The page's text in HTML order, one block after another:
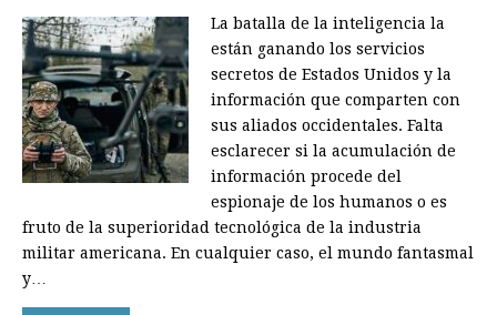
La batalla de la inteligencia la
están ganando los servicios
secretos de Estados Unidos y la
información que comparten con
sus aliados occidentales. Falta
esclarecer si la acumulación de
información procede del
espionaje de los humanos o es
fruto de la superioridad tecnológica de la industria
militar americana. En cualquier caso, el mundo fantasmal
y…